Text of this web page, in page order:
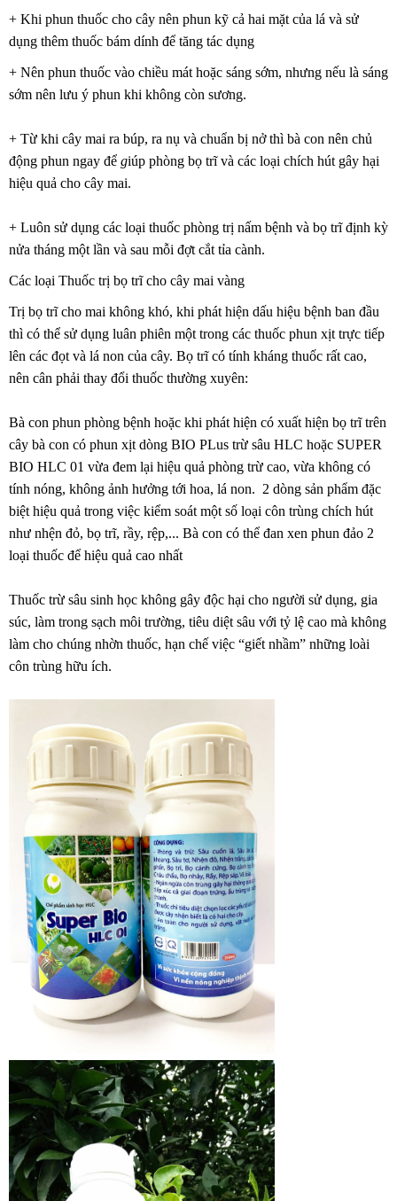
+ Khi phun thuốc cho cây nên phun kỹ cả hai mặt của lá và sử
dụng thêm thuốc bám dính để tăng tác dụng
+ Nên phun thuốc vào chiều mát hoặc sáng sớm, nhưng nếu là sáng
sớm nên lưu ý phun khi không còn sương.
+ Từ khi cây mai ra búp, ra nụ và chuẩn bị nở thì bà con nên chủ
động phun ngay để giúp phòng bọ trĩ và các loại chích hút gây hại
hiệu quả cho cây mai.
+ Luôn sử dụng các loại thuốc phòng trị nấm bệnh và bọ trĩ định kỳ
nửa tháng một lần và sau mỗi đợt cắt tỉa cành.
Các loại Thuốc trị bọ trĩ cho cây mai vàng
Trị bọ trĩ cho mai không khó, khi phát hiện dấu hiệu bệnh ban đầu
thì có thể sử dụng luân phiên một trong các thuốc phun xịt trực tiếp
lên các đọt và lá non của cây. Bọ trĩ có tính kháng thuốc rất cao,
nên cân phải thay đổi thuốc thường xuyên:
Bà con phun phòng bệnh hoặc khi phát hiện có xuất hiện bọ trĩ trên
cây bà con có phun xịt dòng BIO PLus trừ sâu HLC hoặc SUPER
BIO HLC 01 vừa đem lại hiệu quả phòng trừ cao, vừa không có
tính nóng, không ảnh hưởng tới hoa, lá non. 2 dòng sản phẩm đặc
biệt hiệu quả trong việc kiểm soát một số loại côn trùng chích hút
như nhện đỏ, bọ trĩ, rầy, rệp,... Bà con có thể đan xen phun đảo 2
loại thuốc để hiệu quả cao nhất
Thuốc trừ sâu sinh học không gây độc hại cho người sử dụng, gia
súc, làm trong sạch môi trường, tiêu diệt sâu với tỷ lệ cao mà không
làm cho chúng nhờn thuốc, hạn chế việc “giết nhầm” những loài
côn trùng hữu ích.